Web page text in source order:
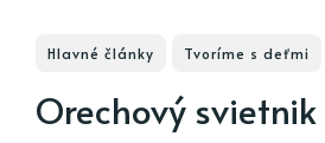
Hlavné články Tvoríme s deťmi
Orechový svietnik